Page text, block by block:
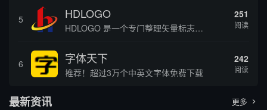
5 HDLOGO
HDLOGO 是一个专门整理矢量标志和图标的网站，提供各类品牌和公司的矢量标志下载服务，主要面向设计师、营销人员和企业用户，帮他们获取高质量的品牌标识资源。
251
阅读
6 字体天下
推荐！超过3万个中英文字体免费下载
242
阅读
最新资讯 更多 